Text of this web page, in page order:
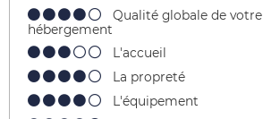
Qualité globale de votre
hébergement
L'accueil
La propreté
L'équipement